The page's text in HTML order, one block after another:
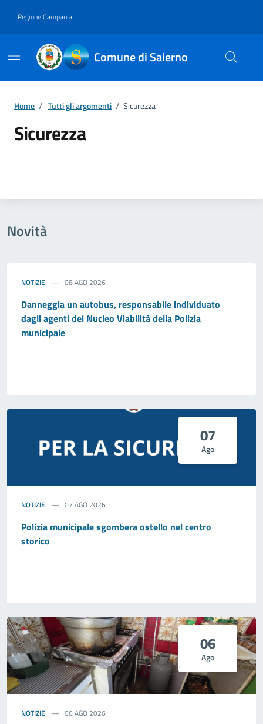
Regione Campania
Comune di Salerno
Home / Tutti gli argomenti / Sicurezza
Sicurezza
Novità
NOTIZIE 08 AGO 2026
Danneggia un autobus, responsabile individuato
dagli agenti del Nucleo Viabilità della Polizia
municipale
07
Ago
NOTIZIE 07 AGO 2026
Polizia municipale sgombera ostello nel centro
storico
06
Ago
NOTIZIE 06 AGO 2026